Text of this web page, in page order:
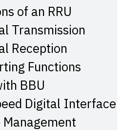
of an RRU
Transmission
Reception
Functions
BBU
Digital Interface